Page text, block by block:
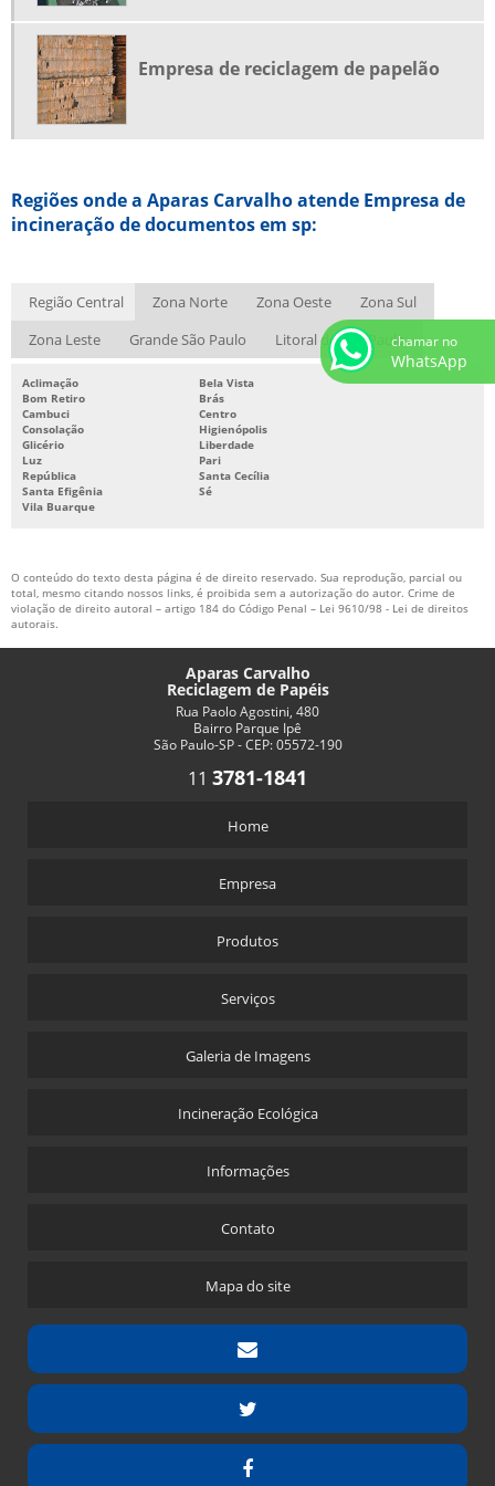
SUCATA ELETRÔNICA SP
SUCATA FERROSA
TRITURAÇÃO DE DOCUMENTOS SIGILOSOS
Empresa de reciclagem de papelão
Regiões onde a Aparas Carvalho atende Empresa de
incineração de documentos em sp:
Região Central Zona Norte Zona Oeste
Zona Sul
Zona Leste
Grande São Paulo Litoral de São Paulo
Aclimação
Bela Vista
Bom Retiro
Brás
Cambuci
Centro
Consolação
Higienópolis
Glicério
Liberdade
Luz
Pari
República
Santa Cecília
Santa Efigênia
Sé
Vila Buarque
O conteúdo do texto desta página é de direito reservado. Sua reprodução, parcial ou
total, mesmo citando nossos links, é proibida sem a autorização do autor. Crime de
violação de direito autoral – artigo 184 do Código Penal – Lei 9610/98 - Lei de direitos
autorais.
Aparas Carvalho
Reciclagem de Papéis
Rua Paolo Agostini, 480
Bairro Parque Ipê
São Paulo-SP - CEP: 05572-190
11 3781-1841
Home
Empresa
Produtos
Serviços
Galeria de Imagens
Incineração Ecológica
Informações
Contato
Mapa do site
chamar no
WhatsApp